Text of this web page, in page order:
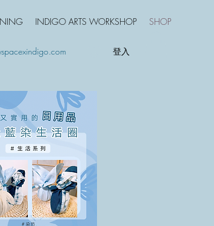
INDIGO ARTS WORKSHOP SHOP
登入